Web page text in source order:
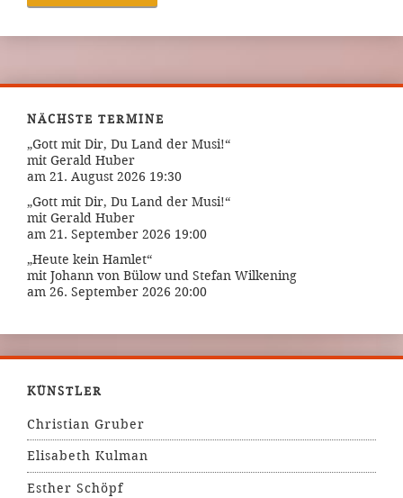
NÄCHSTE TERMINE
„Gott mit Dir, Du Land der Musi!“
mit Gerald Huber
am 21. August 2026 19:30
„Gott mit Dir, Du Land der Musi!“
mit Gerald Huber
am 21. September 2026 19:00
„Heute kein Hamlet“
mit Johann von Bülow und Stefan Wilkening
am 26. September 2026 20:00
KÜNSTLER
Christian Gruber
Elisabeth Kulman
Esther Schöpf